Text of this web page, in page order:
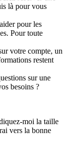
là pour vous
pour les
Pour toute
votre compte, un
restent
sur une
besoins ?
moi la taille
vers la bonne